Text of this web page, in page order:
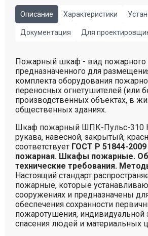
Описание Характеристики
Документация Для
Пожарный шкаф - вид пожарного
предназначенного для
комплекта оборудования
переносных огнетушителей (или
производственных объектах, в
общественных зданиях.
Шкаф пожарный ШПК-Пульс-310
рукава, навесной, закрытый,
соответствует ГОСТ Р 51844-2009
пожарная. Шкафы пожарные.
технические требования.
Настоящий стандарт
пожарные, которые
сооружениях и предназначены
обеспечения сохранности
пожаротушения, индивидуальной
спасения людей и материальных